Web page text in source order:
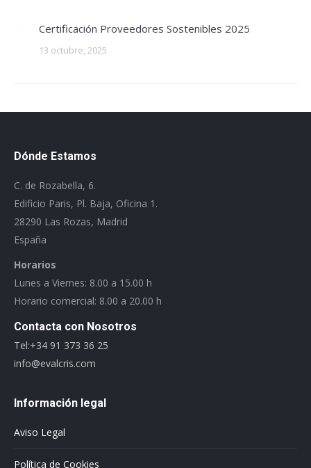
Certificación Proveedores Sostenibles 2025
13 octubre, 2025
Dónde Estamos
C. de Rozabella, 6.
Edificio Paris, Pl. Baja, Oficina 1.
28290 Las Rozas, Madrid
España
Horarios
Lunes a Viernes: 8.00 a 15.00 h
Horario comercial: 8.00 a 20.00 h
Contacta con Nosotros
Tel:+34 91 373 36 25
info@evalcris.com
Información legal
Aviso Legal
Política de Cookies